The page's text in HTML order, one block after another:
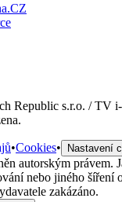
Republic s.r.o. / TV
•Cookies• Nastavení
autorským právem.
nebo jiného šíření
zakázáno.